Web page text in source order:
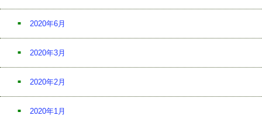
2020年6月
2020年3月
2020年2月
2020年1月